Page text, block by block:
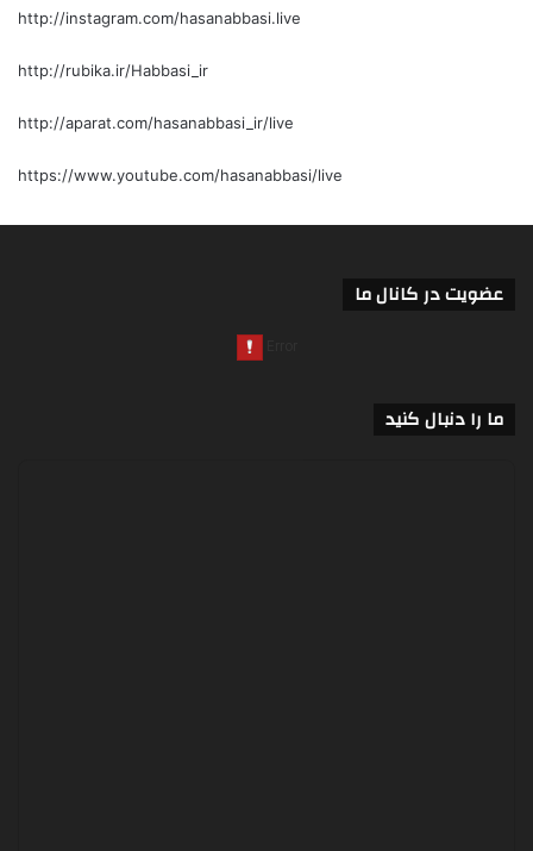
http://instagram.com/hasanabbasi.live
http://rubika.ir/Habbasi_ir
http://aparat.com/hasanabbasi_ir/live
https://www.youtube.com/hasanabbasi/live
عضویت در کانال ما
ما را دنبال کنید